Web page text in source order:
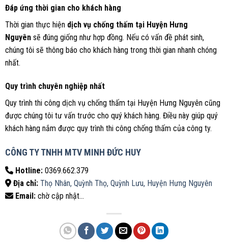
Đáp ứng thời gian cho khách hàng
Thời gian thực hiện dịch vụ chống thấm tại Huyện Hưng
Nguyênsẽ đúng giống như hợp đồng. Nếu có vấn đề phát sinh,
chúng tôi sẽ thông báo cho khách hàng trong thời gian nhanh chóng
nhất.
Quy trình chuyên nghiệp nhất
Quy trình thi công dịch vụ chống thấm tại Huyện Hưng Nguyên cũng
được chúng tôi tư vấn trước cho quý khách hàng. Điều này giúp quý
khách hàng nắm được quy trình thi công chống thấm của công ty.
CÔNG TY TNHH MTV MINH ĐỨC HUY
Hotline:0369.662.379
Địa chỉ: Thọ Nhân, Quỳnh Thọ, Quỳnh Lưu, Huyện Hưng Nguyên
Email:chờ cập nhật…